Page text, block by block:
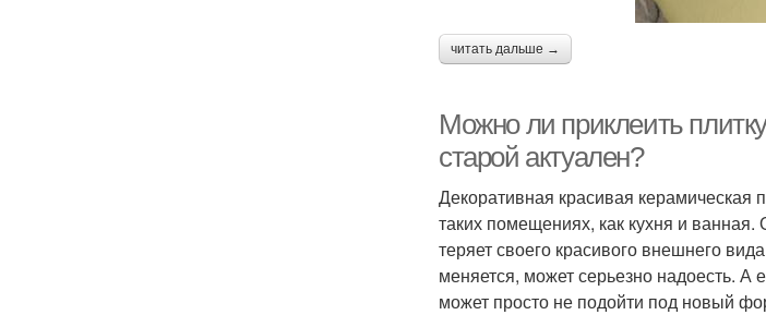
читать дальше →
Можно ли приклеить
старой актуален?
Декоративная красивая керамическая
таких помещениях, как кухня и
теряет своего красивого внешнего
меняется, может серьезно надоесть. А
может просто не подойти под новый